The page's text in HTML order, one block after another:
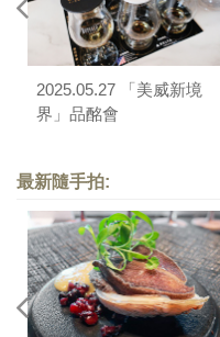
2025.05.27 「美威新境
界」品酩會
最新隨手拍: